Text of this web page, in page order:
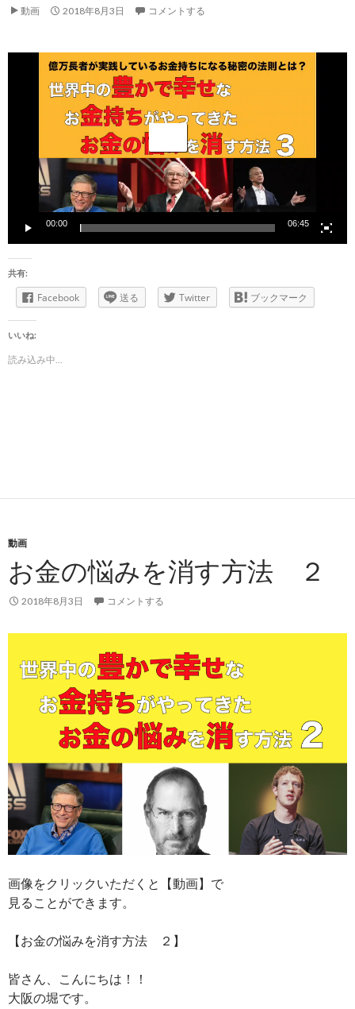
動画 2018年8月3日 コメントする
00:00 06:45
共有:
Facebook 送る Twitter ブックマーク
いいね:
読み込み中...
動画
お金の悩みを消す方法 ２
2018年8月3日 コメントする
画像をクリックいただくと【動画】で
見ることができます。
【お金の悩みを消す方法 ２】
皆さん、こんにちは！！
大阪の堀です。